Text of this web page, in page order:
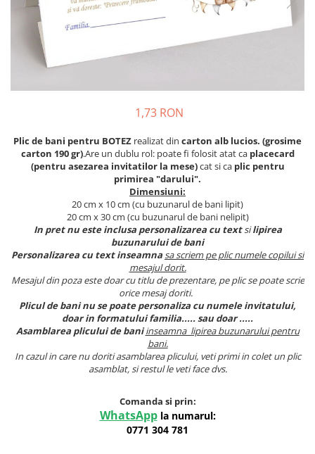
Meniuri & nr de BOTEZ
Plicuri si cartoane pentru INVITATII
TAVA pentru MOT
Trusouri & Lumanari Botez
Pahare Miri & Nasi
Cocarde nunta
Inmormatare/pomana
1,73 RON
Plic de bani pentru BOTEZ realizat din carton alb lucios. (grosime
carton 190 gr).Are un dublu rol: poate fi folosit atat ca placecard
(pentru asezarea invitatilor la mese)cat si ca plic pentru
primirea "darului".
Dimensiuni:
20 cm x 10 cm (cu buzunarul de bani lipit)
20 cm x 30 cm (cu buzunarul de bani nelipit)
In pret nu este inclusa personalizarea cu textsilipirea
buzunarului de bani
Personalizarea cu text inseamnasa scriem pe plic numele copilui si
mesajul dorit.
Mesajul din poza este doar cu titlu de prezentare, pe plic se poate scrie
orice mesaj doriti.
Plicul de bani nu se poate personaliza cu numele invitatului,
doar in formatului familia..... sau doar .....
Asamblarea plicului de baniinseamna lipirea buzunarului pentru
bani.
In cazul in care nu doriti asamblarea plicului, veti primi in colet un plic
asamblat, si restul le veti face dvs.
Comanda si prin:
WhatsApp la numarul:
0771 304 781